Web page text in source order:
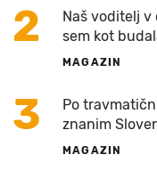
2
Naš voditelj v
sem kot
MAGAZIN
3
Po
znanim
MAGAZIN